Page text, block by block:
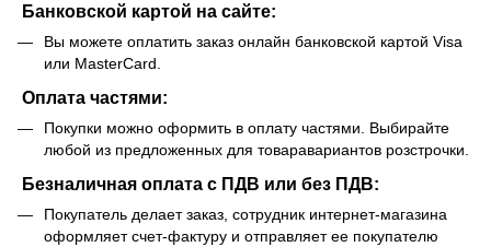
Банковской картой на сайте:
Вы можете оплатить заказ онлайн банковской картой Visa
или MasterCard.
Оплата частями:
Покупки можно оформить в оплату частями. Выбирайте
любой из предложенных для товаравариантов розстрочки.
Безналичная оплата с ПДВ или без ПДВ:
Покупатель делает заказ, сотрудник интернет-магазина
оформляет счет-фактуру и отправляет ее покупателю